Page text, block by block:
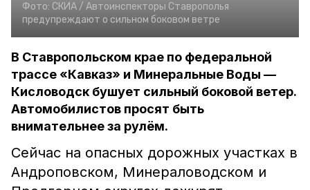
Фото: СКИА / Автоинспекторы Ставрополья
предупреждают о сильном боковом ветре
В Ставропольском крае по федеральной
трассе «Кавказ» и Минеральные Воды —
Кисловодск бушует сильный боковой ветер.
Автомобилистов просят быть
внимательнее за рулём.
Сейчас на опасных дорожных участках в
Андроповском, Минераловодском и